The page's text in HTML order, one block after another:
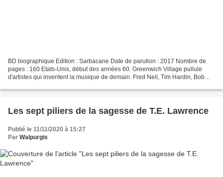
BD biographique Edition : Sarbacane Date de parution : 2017 Nombre de
pages : 160 Etats-Unis, début des années 60. Greenwich Village pullule
d'artistes qui inventent la musique de demain. Fred Neil, Tim Hardin, Bob
Les sept piliers de la sagesse de T.E. Lawrence
Publié le 11/11/2020 à 15:27
Par Walpurgis